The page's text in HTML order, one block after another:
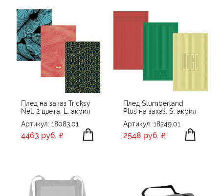
Плед на заказ Tricksy
Net, 2 цвета, L, акрил
Артикул: 18083.01
4463 руб.
Плед Slumberland
Plus на заказ, S, акрил
Артикул: 18249.01
2548 руб.